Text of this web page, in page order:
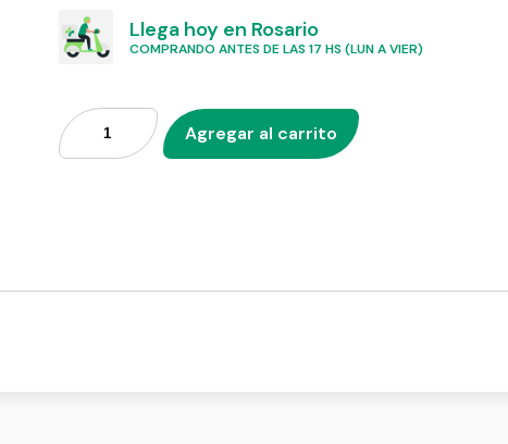
Llega hoy en Rosario
COMPRANDO ANTES DE LAS 17 HS (LUN A VIER)
Agregar al carrito